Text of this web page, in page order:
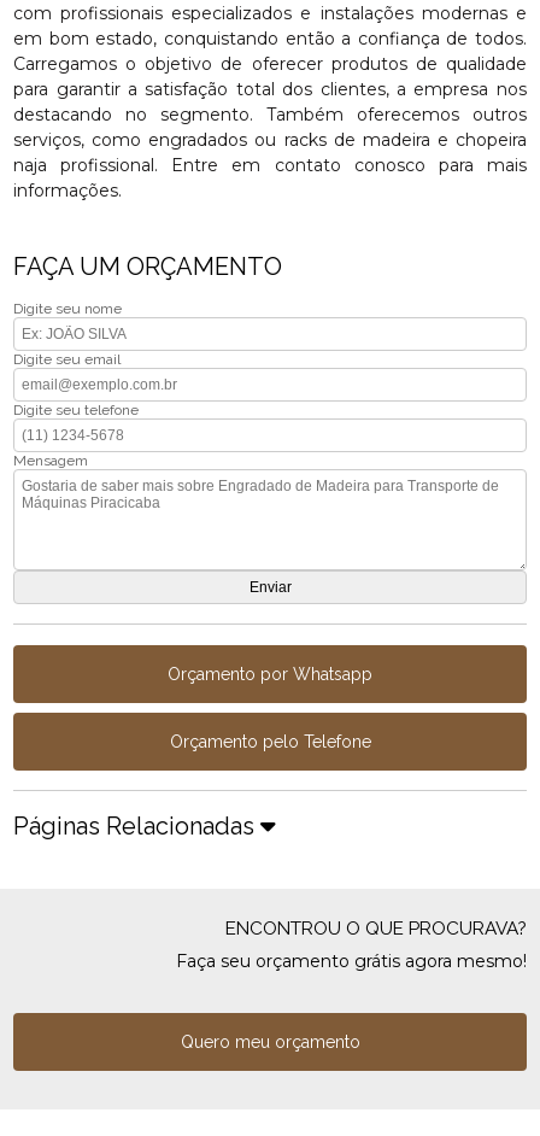
com profissionais especializados e instalações modernas e
em bom estado, conquistando então a confiança de todos.
Carregamos o objetivo de oferecer produtos de qualidade
para garantir a satisfação total dos clientes, a empresa nos
destacando no segmento. Também oferecemos outros
serviços, como engradados ou racks de madeira e chopeira
naja profissional. Entre em contato conosco para mais
informações.
FAÇA UM ORÇAMENTO
Digite seu nome
Digite seu email
Digite seu telefone
Mensagem
Orçamento por Whatsapp
Orçamento pelo Telefone
Páginas Relacionadas
ENCONTROU O QUE PROCURAVA?
Faça seu orçamento grátis agora mesmo!
Quero meu orçamento